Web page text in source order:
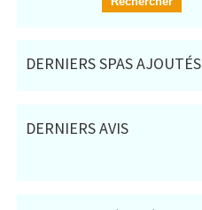
DERNIERS SPAS AJOUTÉS
DERNIERS AVIS